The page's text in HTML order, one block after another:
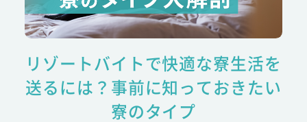
リゾートバイトで快適な寮生活を
送るには？事前に知っておきたい
寮のタイプ